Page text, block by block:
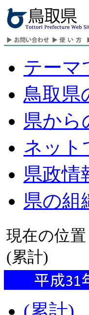
テーマ
鳥取県
県から
ネット
県政情
県の組
現在の位
(累計)